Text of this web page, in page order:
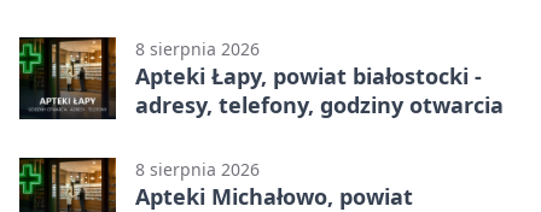
8 sierpnia 2026
Apteki Łapy, powiat białostocki -
adresy, telefony, godziny otwarcia
8 sierpnia 2026
Apteki Michałowo, powiat